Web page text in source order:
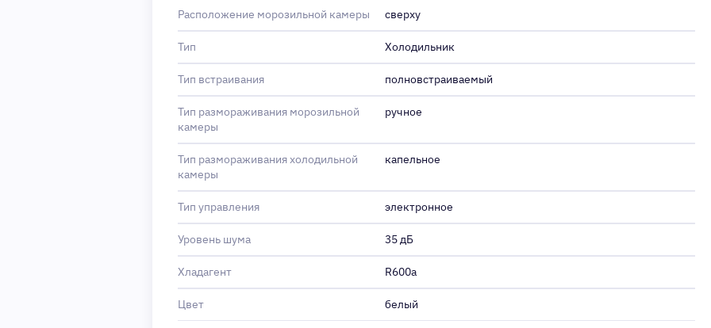
Расположение морозильной камеры сверху
Тип Холодильник
Тип встраивания полновстраиваемый
Тип размораживания морозильной
камеры
ручное
Тип размораживания холодильной
камеры
капельное
Тип управления электронное
Уровень шума 35 дБ
Хладагент R600a
Цвет белый